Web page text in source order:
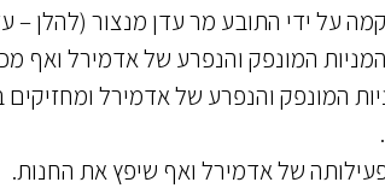
על ידי התובע מר עדן מנצור (להלן –
(להלן ביחד – השותפים). עדן הוא בעלים של 25% מהון המניות המונפק והנפרע של אדמירל
השותפים הם הבעלים של 75% מהון המניות המונפק והנפרע של אדמירל
של אדמירל ואף שיפץ את החנות.